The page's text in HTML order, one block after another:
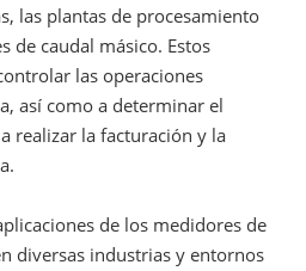
las plantas de procesamiento
de caudal másico. Estos
las operaciones
así como a determinar el
realizar la facturación y la
de los medidores de
diversas industrias y entornos